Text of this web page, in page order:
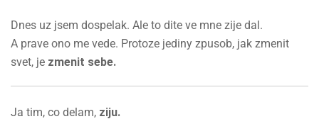
Dnes uz jsem dospelak. Ale to dite ve mne zije dal.
A prave ono me vede. Protoze jediny zpusob, jak zmenit
svet, je zmenit sebe.
Ja tim, co delam, ziju.